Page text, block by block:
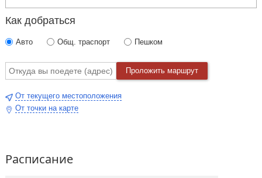
Как добраться
Авто Общ. траспорт Пешком
Проложить маршрут
От текущего местоположения
От точки на карте
Расписание